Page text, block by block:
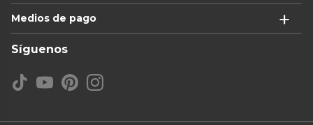
Medios de pago
Síguenos